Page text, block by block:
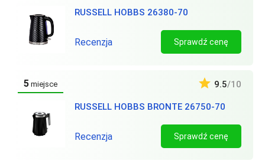
RUSSELL HOBBS 26380-70
Recenzja Sprawdź cenę
5 miejsce
RUSSELL HOBBS BRONTE 26750-70
9.5/10
Recenzja Sprawdź cenę